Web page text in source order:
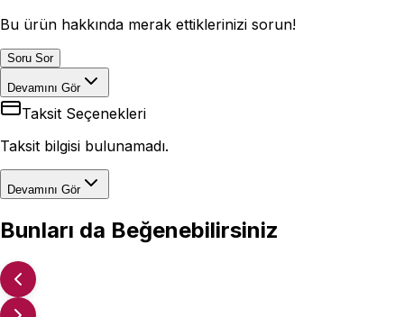
Bu ürün hakkında merak ettiklerinizi sorun!
Soru Sor
Devamını Gör
Taksit Seçenekleri
Taksit bilgisi bulunamadı.
Devamını Gör
Bunları da Beğenebilirsiniz